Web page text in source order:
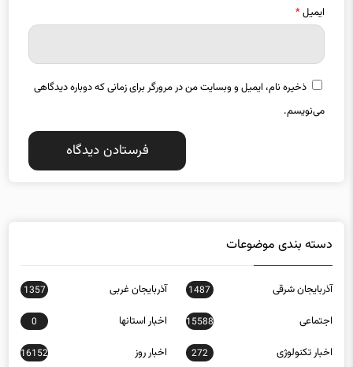
ایمیل
ذخیره نام، ایمیل و وبسایت من در مرورگر برای زمانی که دوباره دیدگاهی
دسته بندی موضوعات
آذربایجان شرقی 1487 آذربایجان غربی 1357
اجتماعی 15588 اخبار استانها 0